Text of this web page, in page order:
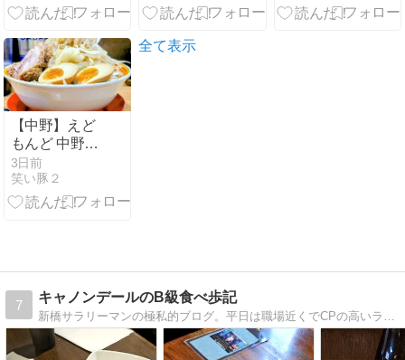
PFCまとめ
新】
絶品G系ラー
【中野】えど
もんど 中野店
｜初訪問！行
列店で食べる
絶品G系ラー
3日前
笑い豚２
全て表示
7
キャノンデールのB級食べ歩記